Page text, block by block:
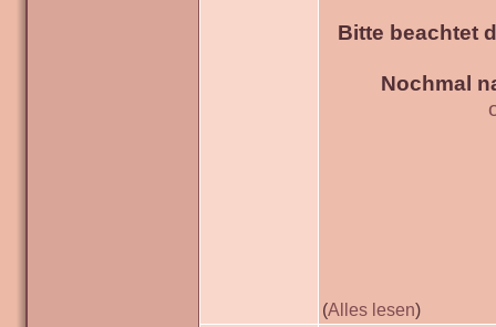
Bitte beachtet
Nochmal
(Alles lesen)